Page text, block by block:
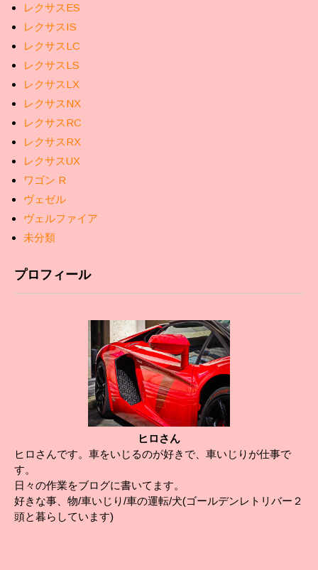
レクサスES
レクサスIS
レクサスLC
レクサスLS
レクサスLX
レクサスNX
レクサスRC
レクサスRX
レクサスUX
ワゴン R
ヴェゼル
ヴェルファイア
未分類
プロフィール
ヒロさん
ヒロさんです。車をいじるのが好きで、車いじりが仕事で
す。
日々の作業をブログに書いてます。
好きな事、物/車いじり/車の運転/犬(ゴールデンレトリバー２
頭と暮らしています)